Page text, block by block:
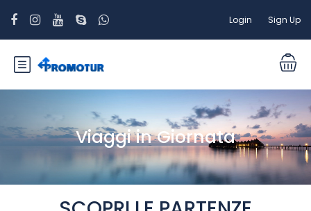
Login Sign Up
Viaggi in Giornata